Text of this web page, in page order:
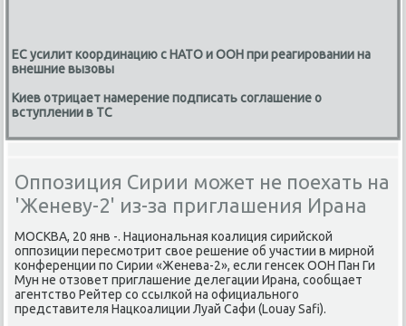
ЕС усилит координацию с НАТО и ООН при реагировании на
внешние вызовы
Киев отрицает намерение подписать соглашение о
вступлении в ТС
Оппозиция Сирии может не поехать на
'Женеву-2' из-за приглашения Ирана
МОСКВА, 20 янв -. Национальная коалиция сирийской
оппозиции пересмотрит свое решение об участии в мирной
конференции по Сирии «Женева-2», если генсек ООН Пан Ги
Мун не отзовет приглашение делегации Ирана, сообщает
агентство Рейтер со ссылкой на официального
представителя Нацкоалиции Луай Сафи (Louay Safi).